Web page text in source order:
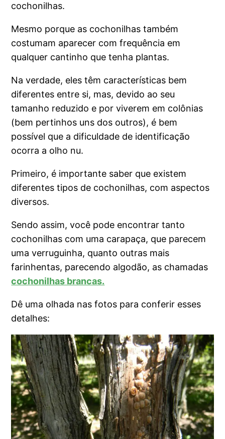
cochonilhas.
Mesmo porque as cochonilhas também
costumam aparecer com frequência em
qualquer cantinho que tenha plantas.
Na verdade, eles têm características bem
diferentes entre si, mas, devido ao seu
tamanho reduzido e por viverem em colônias
(bem pertinhos uns dos outros), é bem
possível que a dificuldade de identificação
ocorra a olho nu.
Primeiro, é importante saber que existem
diferentes tipos de cochonilhas, com aspectos
diversos.
Sendo assim, você pode encontrar tanto
cochonilhas com uma carapaça, que parecem
uma verruguinha, quanto outras mais
farinhentas, parecendo algodão, as chamadas
cochonilhas brancas.
Dê uma olhada nas fotos para conferir esses
detalhes: